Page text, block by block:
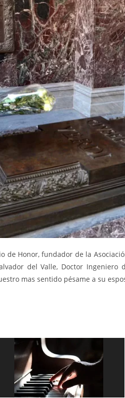
de Honor, fundador de la
del Valle, Doctor Ingeniero
mas sentido pésame a su